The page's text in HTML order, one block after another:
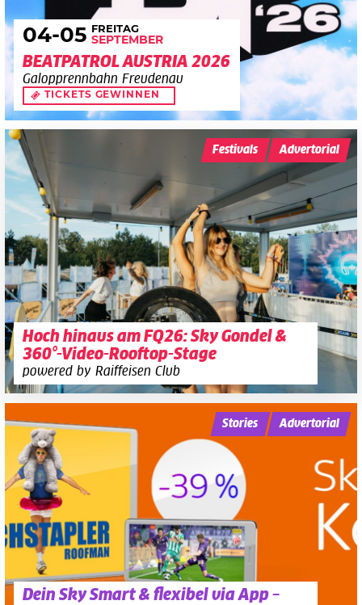
04-05 FREITAG
SEPTEMBER
BEATPATROL AUSTRIA 2026
Galopprennbahn Freudenau
TICKETS GEWINNEN
Hoch hinaus am FQ26: Sky Gondel &
360°-Video-Rooftop-Stage
powered by Raiffeisen Club
Festivals Advertorial
Dein Sky Smart & flexibel via App –
Stories Advertorial